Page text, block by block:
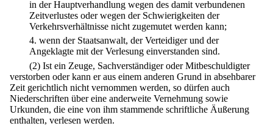
in der Hauptverhandlung wegen des damit verbundenen
Zeitverlustes oder wegen der Schwierigkeiten der
Verkehrsverhältnisse nicht zugemutet werden kann;
4. wenn der Staatsanwalt, der Verteidiger und der
Angeklagte mit der Verlesung einverstanden sind.
(2) Ist ein Zeuge, Sachverständiger oder Mitbeschuldigter
verstorben oder kann er aus einem anderen Grund in absehbarer
Zeit gerichtlich nicht vernommen werden, so dürfen auch
Niederschriften über eine anderweite Vernehmung sowie
Urkunden, die eine von ihm stammende schriftliche Äußerung
enthalten, verlesen werden.